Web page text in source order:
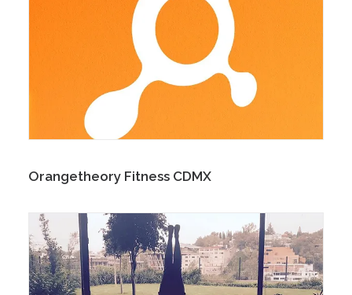
Orangetheory Fitness CDMX